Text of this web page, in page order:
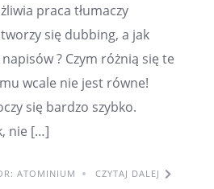
praca tłumaczy
się dubbing, a jak
? Czym różnią się te
wcale nie jest równe!
się bardzo szybko.
nie […]
ATOMINIUM CZYTAJ DALEJ